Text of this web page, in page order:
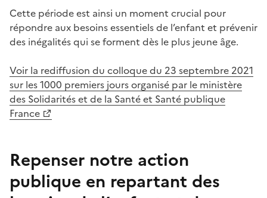
Cette période est ainsi un moment crucial pour
répondre aux besoins essentiels de l’enfant et prévenir
des inégalités qui se forment dès le plus jeune âge.
Voir la rediffusion du colloque du 23 septembre 2021
sur les 1000 premiers jours organisé par le ministère
des Solidarités et de la Santé et Santé publique
France
Repenser notre action
publique en repartant des